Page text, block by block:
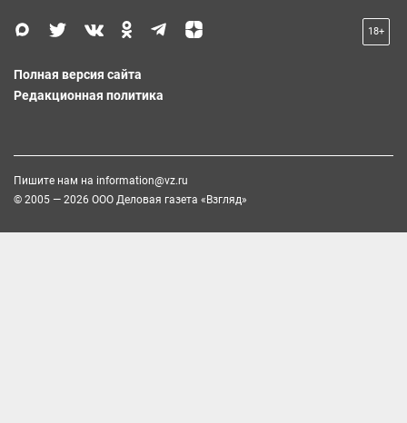
18+
Полная версия сайта
Редакционная политика
Пишите нам на information@vz.ru
© 2005 — 2026 ООО Деловая газета «Взгляд»